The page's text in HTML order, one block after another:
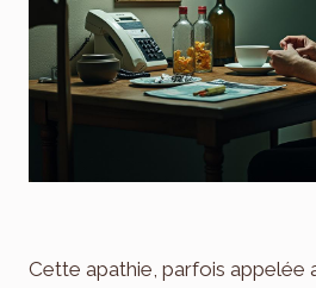
Cette apathie, parfois appelée